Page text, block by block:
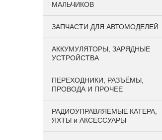
МАЛЬЧИКОВ
ЗАПЧАСТИ ДЛЯ АВТОМОДЕЛЕЙ
АККУМУЛЯТОРЫ, ЗАРЯДНЫЕ
УСТРОЙСТВА
ПЕРЕХОДНИКИ, РАЗЪЁМЫ,
ПРОВОДА И ПРОЧЕЕ
РАДИОУПРАВЛЯЕМЫЕ КАТЕРА,
ЯХТЫ и АКСЕССУАРЫ